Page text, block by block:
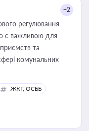
+2
регулювання
є важливою для
та
комунальних
ЖКГ, ОСББ